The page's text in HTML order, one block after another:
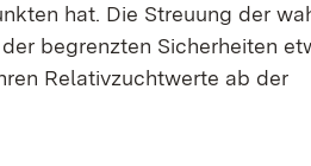
hat. Die Streuung der
begrenzten Sicherheiten
Relativzuchtwerte ab der